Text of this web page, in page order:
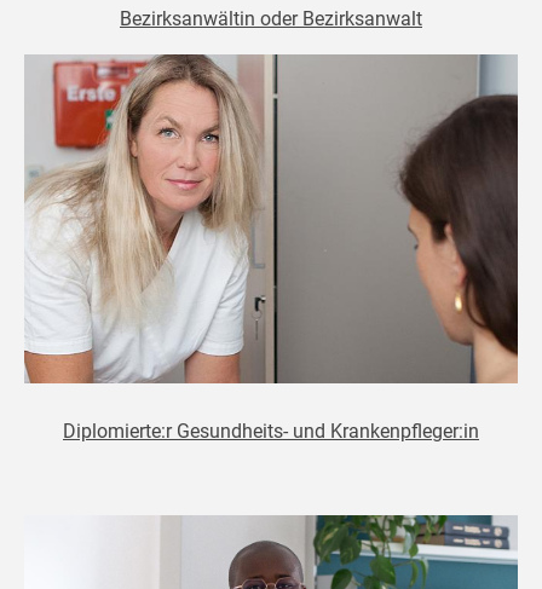
Bezirksanwältin oder Bezirksanwalt
Diplomierte:r Gesundheits- und Krankenpfleger:in